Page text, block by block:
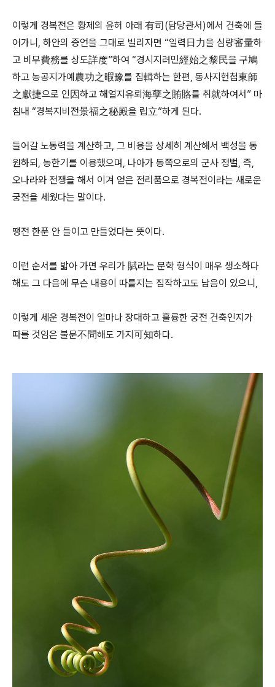
이렇게 경복전은 황제의 윤허 아래 有司(담당관서)에서 건축에 들
어가니, 하안의 증언을 그대로 빌리자면 “일력日力을 심량審量하
고 비무費務를 상도詳度”하여 “경시지려민經始之黎民을 구鳩
하고 농공지가예農功之暇豫를 집輯하는 한편, 동사지헌첩東師
之獻捷으로 인因하고 해얼지유뢰海孽之賄賂를 취就하여서” 마
침내 “경복지비전景福之秘殿을 립立”하게 된다.
들어갈 노동력을 계산하고, 그 비용을 상세히 계산해서 백성을 동
원하되, 농한기를 이용했으며, 나아가 동쪽으로의 군사 정벌, 즉,
오나라와 전쟁을 해서 이겨 얻은 전리품으로 경복전이라는 새로운
궁전을 세웠다는 말이다.
땡전 한푼 안 들이고 만들었다는 뜻이다.
이런 순서를 밟아 가면 우리가 賦라는 문학 형식이 매우 생소하다
해도 그 다음에 무슨 내용이 따를지는 짐작하고도 남음이 있으니,
이렇게 세운 경복전이 얼마나 장대하고 훌륭한 궁전 건축인지가
따를 것임은 불문不問해도 가지可知하다.